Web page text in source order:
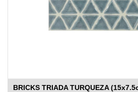
BRICKS TRIADA TURQUEZA